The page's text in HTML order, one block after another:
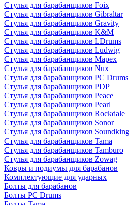
Стулья для барабанщиков Foix
Стулья для барабанщиков Gibraltar
Стулья для барабанщиков Gravity
Стулья для барабанщиков K&M
Стулья для барабанщиков LDrums
Стулья для барабанщиков Ludwig
Стулья для барабанщиков Mapex
Стулья для барабанщиков Nux
Стулья для барабанщиков PC Drums
Стулья для барабанщиков PDP
Стулья для барабанщиков Peace
Стулья для барабанщиков Pearl
Стулья для барабанщиков Rockdale
Стулья для барабанщиков Sonor
Стулья для барабанщиков Soundking
Стулья для барабанщиков Tama
Стулья для барабанщиков Tamburo
Стулья для барабанщиков Zowag
Ковры и подиумы для барабанов
Комплектующие для ударных
Болты для барабанов
Болты PC Drums